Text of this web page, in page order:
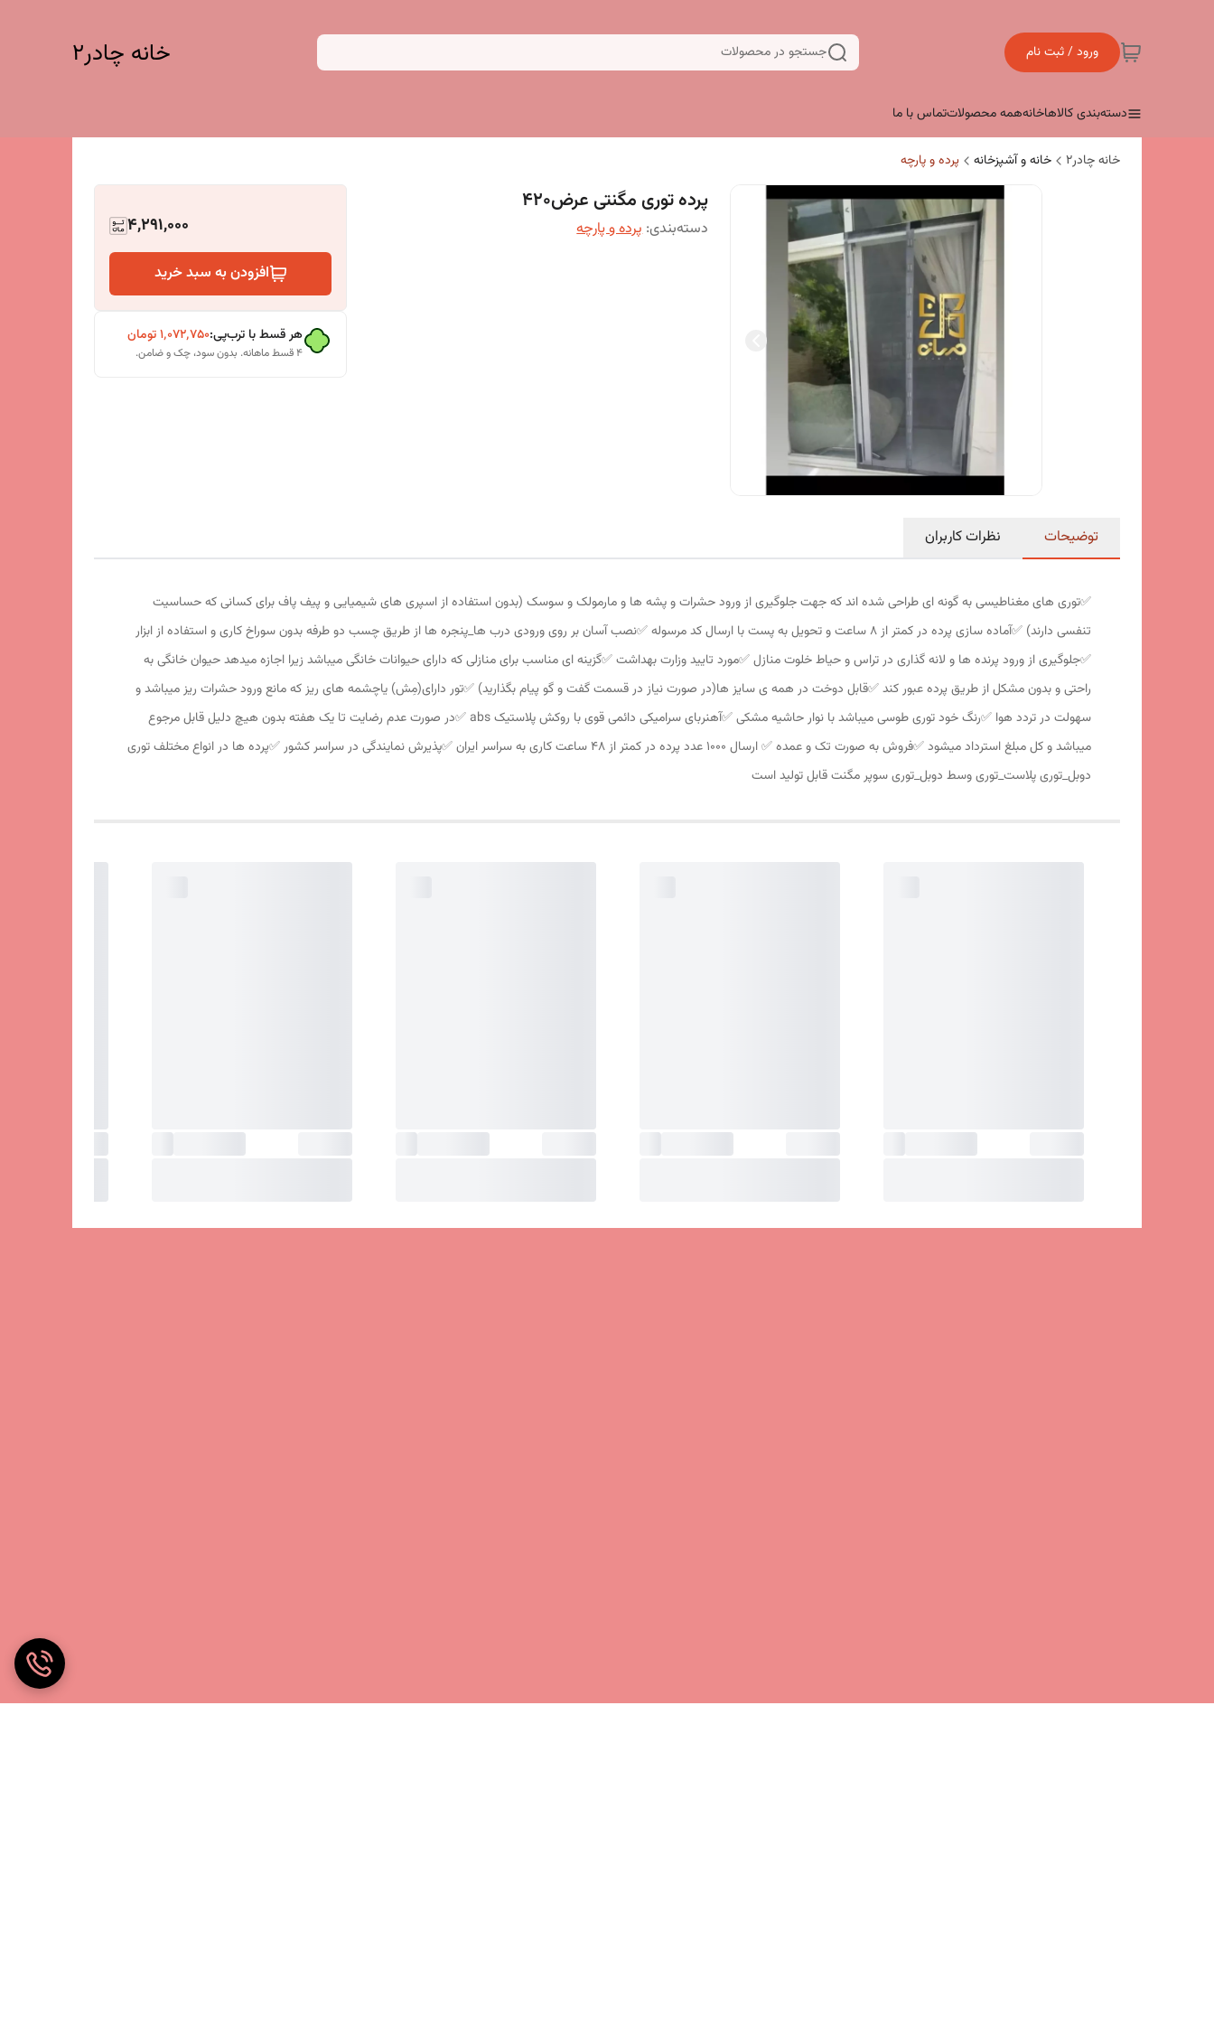
ورود / ثبت نام جستجو در محصولات خانه چادر۲
دسته‌بندی کالاهاخانههمه محصولاتتماس با ما
خانه چادر۲ خانه و آشپزخانه پرده و پارچه
پرده توری مگنتی عرض420
دسته‌بندی:پرده و پارچه 4,291,000
افزودن به سبد خرید
هر قسط با ترب‌پی:۱٬۰۷۲٬۷۵۰تومان
۴ قسط ماهانه. بدون سود، چک و ضامن.
توضیحات نظرات کاربران
✅️توری های مغناطیسی به گونه ای طراحی شده اند که جهت جلوگیری از ورود حشرات و پشه ها و مارمولک و سوسک (بدون استفاده از اسپری های شیمیایی و پیف پاف برای کسانی که حساسیت
تنفسی دارند) ✅️آماده سازی پرده در کمتر از 8 ساعت و تحویل به پست با ارسال کد مرسوله ✅️نصب آسان بر روی ورودی درب ها_پنجره ها از طریق چسب دو طرفه بدون سوراخ کاری و استفاده از ابزار
✅️جلوگیری از ورود پرنده ها و لانه گذاری در تراس و حیاط خلوت منازل ✅️مورد تایید وزارت بهداشت ✅️گزینه ای مناسب برای منازلی که دارای حیوانات خانگی میباشد زیرا اجازه میدهد حیوان خانگی به
راحتی و بدون مشکل از طریق پرده عبور کند ✅️قابل دوخت در همه ی سایز ها(در صورت نیاز در قسمت گفت و گو پیام بگذارید) ✅️تور دارای(مِش) یاچشمه های ریز که مانع ورود حشرات ریز میباشد و
سهولت در تردد هوا ✅️رنگ خود توری طوسی میباشد با نوار حاشیه مشکی ✅️آهنربای سرامیکی دائمی قوی با روکش پلاستیک abs ✅️در صورت عدم رضایت تا یک هفته بدون هیچ دلیل قابل مرجوع
میباشد و کل مبلغ استرداد میشود ✅️فروش به صورت تک و عمده ✅️ ارسال 1000 عدد پرده در کمتر از 48 ساعت کاری به سراسر ایران ✅️پذیرش نمایندگی در سراسر کشور ✅️پرده ها در انواع مختلف توری
دوبل_توری پلاست_توری وسط دوبل_توری سوپر مگنت قابل تولید است